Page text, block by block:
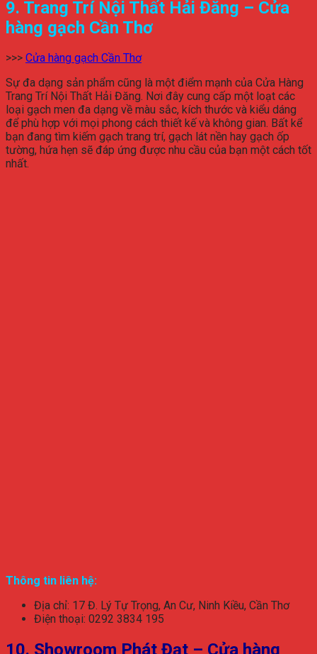
9. Trang Trí Nội Thất Hải Đăng – Cửa
hàng gạch Cần Thơ
>>> Cửa hàng gạch Cần Thơ
Sự đa dạng sản phẩm cũng là một điểm mạnh của Cửa Hàng
Trang Trí Nội Thất Hải Đăng. Nơi đây cung cấp một loạt các
loại gạch men đa dạng về màu sắc, kích thước và kiểu dáng
để phù hợp với mọi phong cách thiết kế và không gian. Bất kể
bạn đang tìm kiếm gạch trang trí, gạch lát nền hay gạch ốp
tường, hứa hẹn sẽ đáp ứng được nhu cầu của bạn một cách tốt
nhất.
Thông tin liên hệ:
Địa chỉ: 17 Đ. Lý Tự Trọng, An Cư, Ninh Kiều, Cần Thơ
Điện thoại: 0292 3834 195
10. Showroom Phát Đạt – Cửa hàng